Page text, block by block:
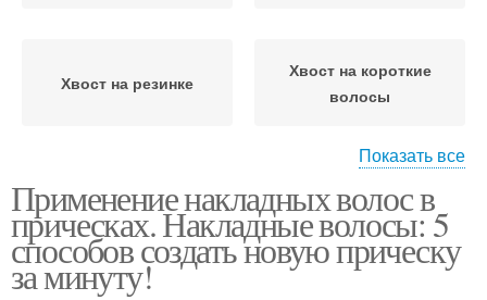
Хвост на резинке
Хвост на короткие
волосы
Классический хвост Рыбий хвост
Показать все
Применение накладных волос в
прическах. Накладные волосы: 5
способов создать новую прическу
за минуту!